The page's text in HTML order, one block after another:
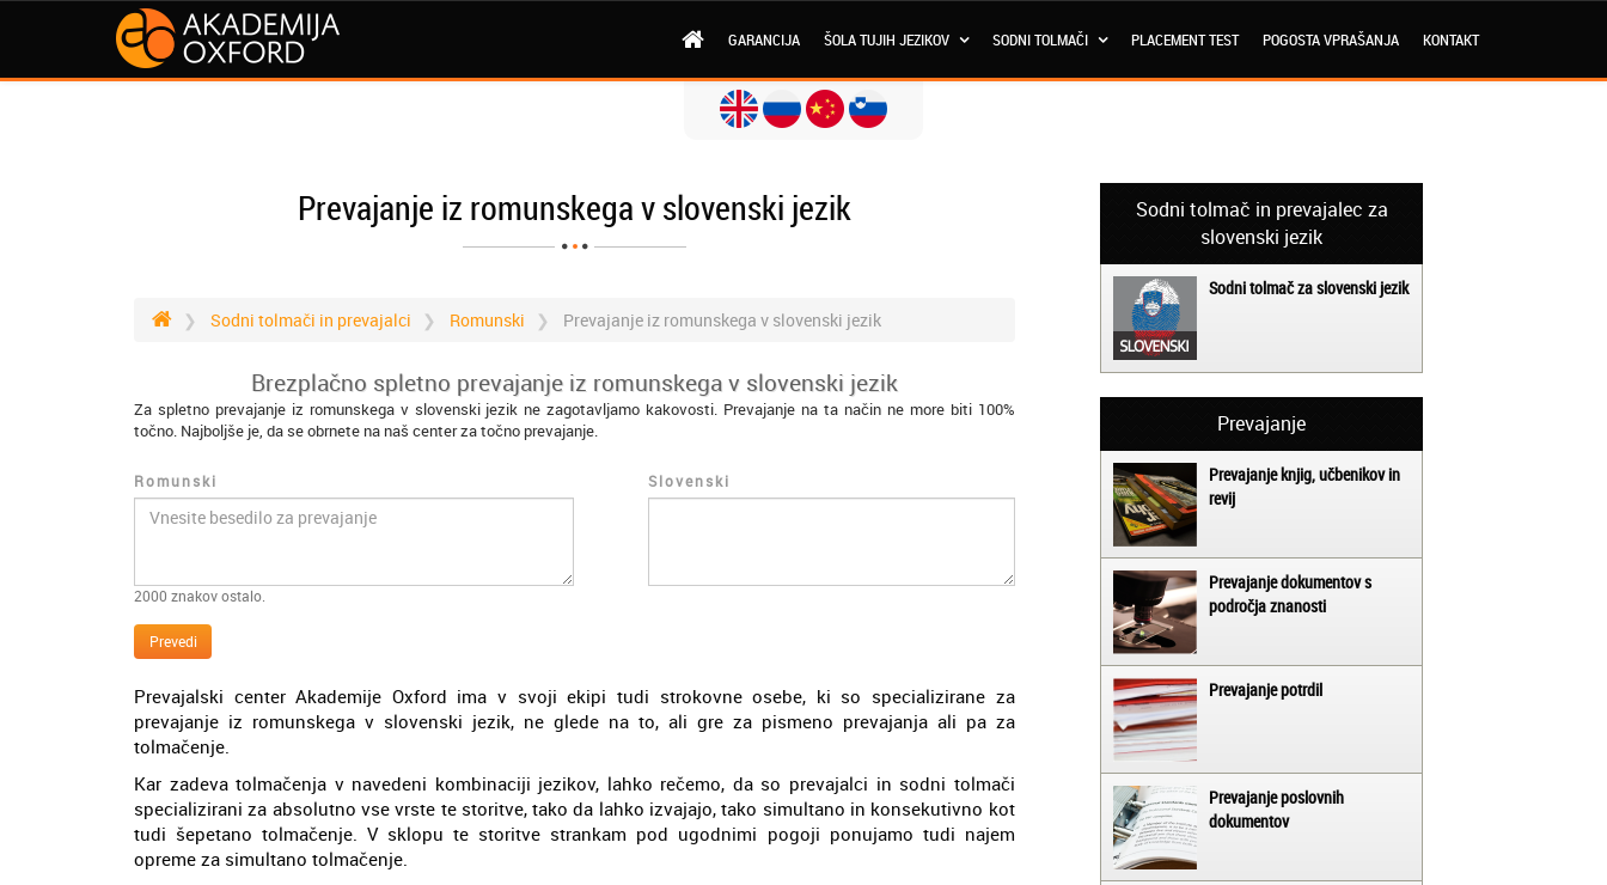
GARANCIJA ŠOLA TUJIH JEZIKOV SODNI TOLMAČI PLACEMENT TEST POGOSTA VPRAŠANJA KONTAKT
Prevajanje iz romunskega v slovenski jezik
Sodni tolmači in prevajalci Romunski Prevajanje iz romunskega v slovenski jezik
Brezplačno spletno prevajanje iz romunskega v slovenski jezik
Za spletno prevajanje iz romunskega v slovenski jezik ne zagotavljamo kakovosti. Prevajanje na ta način ne more biti 100%
točno. Najboljše je, da se obrnete na naš center za točno prevajanje.
Romunski
2000 znakov ostalo.
Slovenski
Prevedi
Prevajalski center Akademije Oxford ima v svoji ekipi tudi strokovne osebe, ki so specializirane za
prevajanje iz romunskega v slovenski jezik, ne glede na to, ali gre za pismeno prevajanja ali pa za
tolmačenje.
Kar zadeva tolmačenja v navedeni kombinaciji jezikov, lahko rečemo, da so prevajalci in sodni tolmači
specializirani za absolutno vse vrste te storitve, tako da lahko izvajajo, tako simultano in konsekutivno kot
tudi šepetano tolmačenje. V sklopu te storitve strankam pod ugodnimi pogoji ponujamo tudi najem
opreme za simultano tolmačenje.
Sodni tolmač in prevajalec za
slovenski jezik
Sodni tolmač za slovenski jezik
Prevajanje
Prevajanje knjig, učbenikov in
revij
Prevajanje dokumentov s
področja znanosti
Prevajanje potrdil
Prevajanje poslovnih
dokumentov